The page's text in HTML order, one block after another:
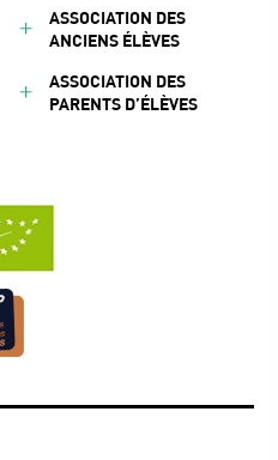
ASSOCIATION DES
ANCIENS ÉLÈVES
ASSOCIATION DES
PARENTS D’ÉLÈVES